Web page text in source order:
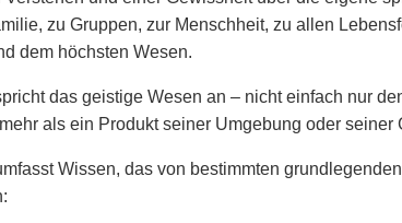
zu Gruppen, zur Menschheit, zu allen
dem höchsten Wesen.
das geistige Wesen an – nicht einfach nur
als ein Produkt seiner Umgebung oder seiner
Wissen, das von bestimmten